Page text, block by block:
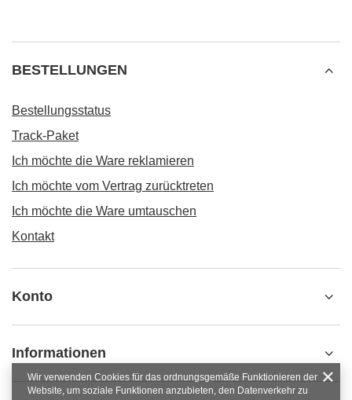
BESTELLUNGEN
Bestellungsstatus
Track-Paket
Ich möchte die Ware reklamieren
Ich möchte vom Vertrag zurücktreten
Ich möchte die Ware umtauschen
Kontakt
Konto
Informationen
Wir verwenden Cookies für das ordnungsgemäße Funktionieren der
Website, um soziale Funktionen anzubieten, den Datenverkehr zu